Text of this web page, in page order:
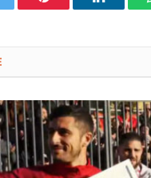
Pinterest LinkedIn